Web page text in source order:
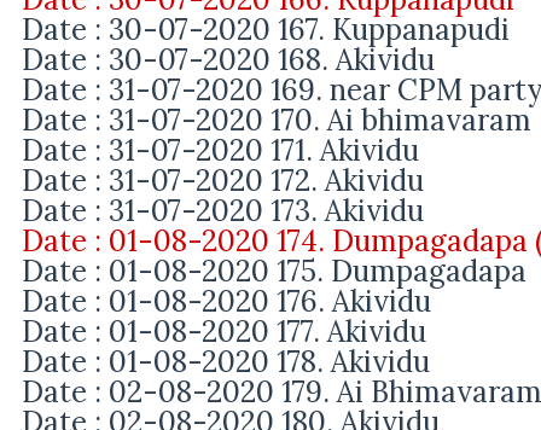
Date : 30-07-2020 167. Kuppanapudi
Date : 30-07-2020 168. Akividu
Date : 31-07-2020 169. near CPM
Date : 31-07-2020 170. Ai bhimavaram
Date : 31-07-2020 171.Akividu
Date : 31-07-2020 172. Akividu
Date : 31-07-2020 173. Akividu
Date : 01-08-2020 174. Dumpagadapa
Date : 01-08-2020 175. Dumpagadapa
Date : 01-08-2020 176. Akividu
Date : 01-08-2020 177. Akividu
Date : 01-08-2020 178. Akividu
Date : 02-08-2020 179. Ai Bhimavaram
Date : 02-08-2020 180. Akividu